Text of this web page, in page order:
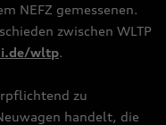
NEFZ gemessenen.
zwischen WLTP
wltp.
zu
handelt, die